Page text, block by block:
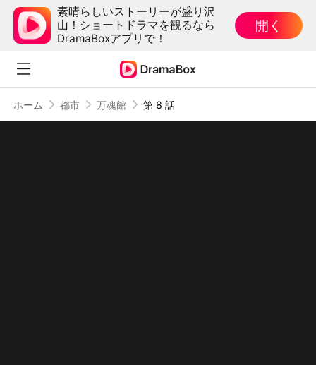
素晴らしいストーリーが盛り沢
山！ショートドラマを観るなら
DramaBoxアプリで！
開く
ホーム 都市 万魂館 第 8 話